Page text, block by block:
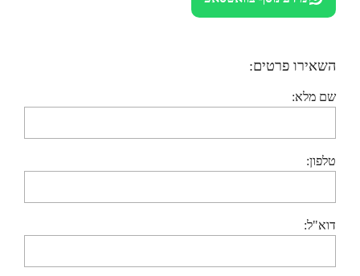
השאירו פרטים:
שם מלא:
טלפון:
דוא"ל: